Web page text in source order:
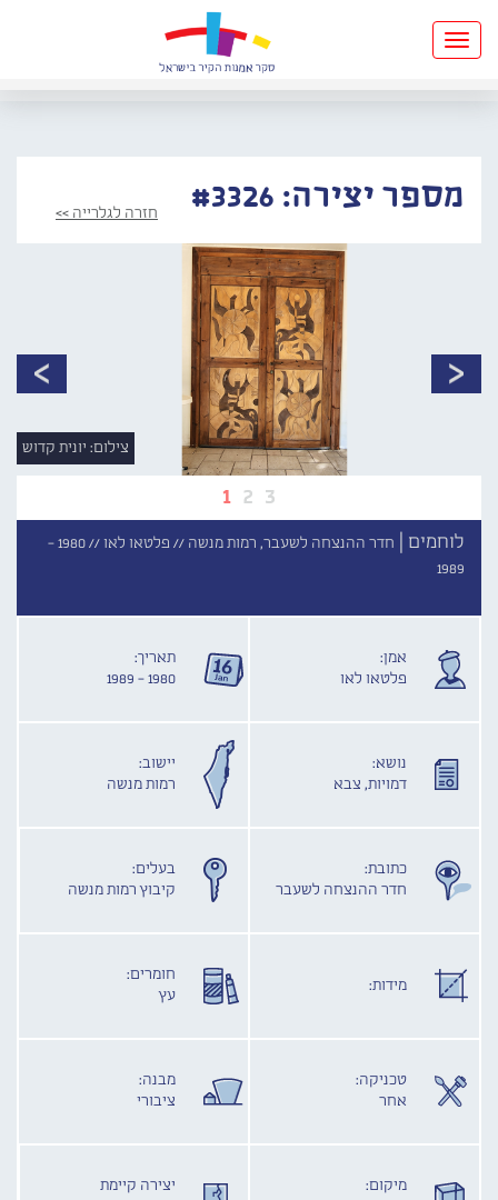
Toggle
navigation
מספר יצירה: #3326 חזרה לגלרייה >>
1 2 3
צילום: יונית קדוש
לוחמים | חדר ההנצחה לשעבר, רמות מנשה //פלטאו לאו //
1980 -
1989
אמן:
פלטאו לאו
תאריך:
1980 - 1989
נושא:
דמויות, צבא
יישוב:
רמות מנשה
כתובת:
חדר ההנצחה לשעבר
בעלים:
קיבוץ רמות מנשה
מידות:
חומרים:
עץ
טכניקה:
אחר
מבנה:
ציבורי
מיקום:
יצירה קיימת